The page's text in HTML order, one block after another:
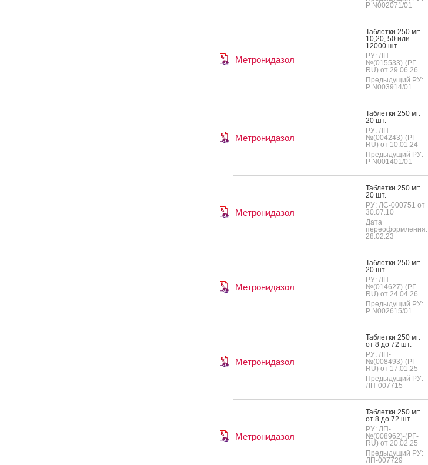
Р N002071/01
Метронидазол
Таб­летки 250 мг:
10,20, 50 или
12000 шт.
РУ: ЛП-
№(015533)-(РГ-
RU) от 29.06.26
Предыдущий РУ:
Р N003914/01
Метронидазол
Таб­летки 250 мг:
20 шт.
РУ: ЛП-
№(004243)-(РГ-
RU) от 10.01.24
Предыдущий РУ:
Р N001401/01
Метронидазол
Таб­летки 250 мг:
20 шт.
РУ: ЛС-000751 от
30.07.10
Дата
переоформления:
28.02.23
Метронидазол
Таб­летки 250 мг:
20 шт.
РУ: ЛП-
№(014627)-(РГ-
RU) от 24.04.26
Предыдущий РУ:
Р N002615/01
Метронидазол
Таб­летки 250 мг:
от 8 до 72 шт.
РУ: ЛП-
№(008493)-(РГ-
RU) от 17.01.25
Предыдущий РУ:
ЛП-007715
Метронидазол
Таб­летки 250 мг:
от 8 до 72 шт.
РУ: ЛП-
№(008962)-(РГ-
RU) от 20.02.25
Предыдущий РУ:
ЛП-007729